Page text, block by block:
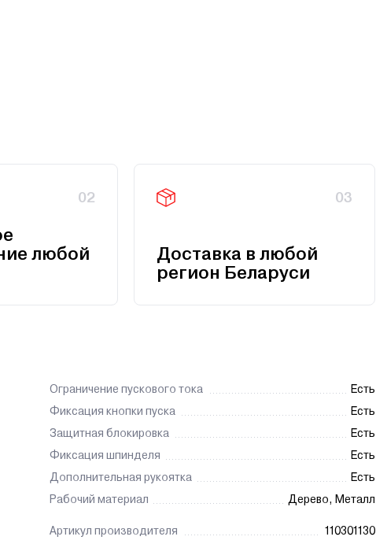
02
любой
03
Доставка в любой
регион Беларуси
Ограничение пускового тока
Есть
Фиксация кнопки пуска
Есть
Защитная блокировка
Есть
Фиксация шпинделя
Есть
Дополнительная рукоятка
Есть
Рабочий материал
Дерево, Металл
Артикул производителя 110301130